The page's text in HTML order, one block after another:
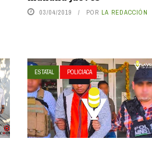
03/04/2019 POR LA REDACCIÓN
ESTATAL POLICIACA